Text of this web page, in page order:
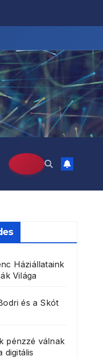
Háziállataink
Világa
és a Skót
pénzzé válnak
digitális